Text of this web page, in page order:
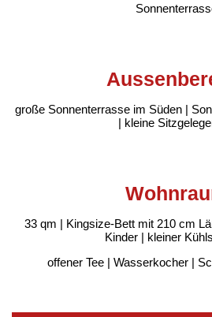
große Sonnenterrasse im Süden |
| kleine
33 qm | Kingsize-Bett mit 210 cm
Kinder | kleiner
offener Tee | Wasserkocher |